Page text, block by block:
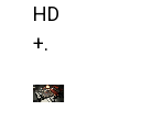
HD
+.